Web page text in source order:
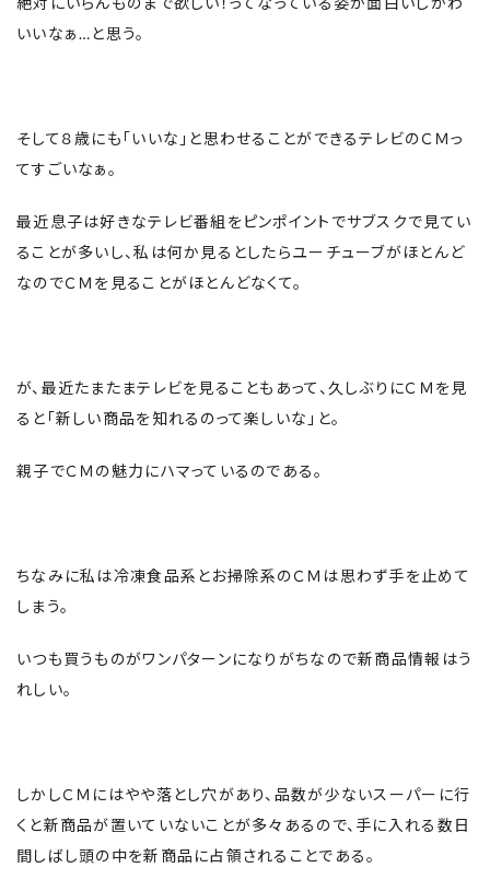
いいなぁ…と思う。
そして８歳にも「いいな」と思わせることができるテレビのＣＭっ
てすごいなぁ。
最近息子は好きなテレビ番組をピンポイントでサブスクで見てい
ることが多いし、私は何か見るとしたらユーチューブがほとんど
なのでＣＭを見ることがほとんどなくて。
が、最近たまたまテレビを見ることもあって、久しぶりにＣＭを見
ると「新しい商品を知れるのって楽しいな」と。
親子でＣＭの魅力にハマっているのである。
ちなみに私は冷凍食品系とお掃除系のＣＭは思わず手を止めて
しまう。
いつも買うものがワンパターンになりがちなので新商品情報はう
れしい。
しかしＣＭにはやや落とし穴があり、品数が少ないスーパーに行
くと新商品が置いていないことが多々あるので、手に入れる数日
間しばし頭の中を新商品に占領されることである。